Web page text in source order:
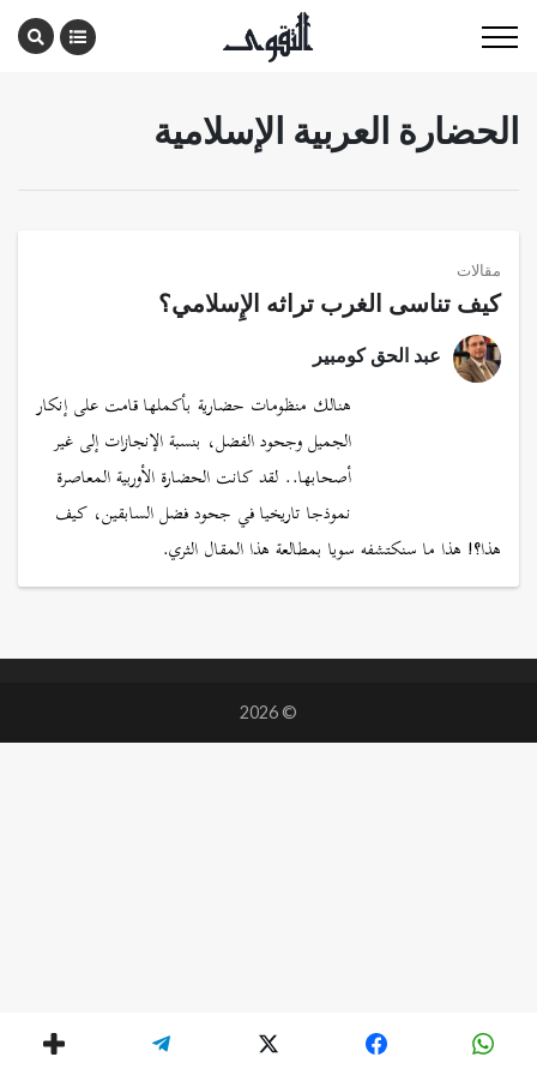
الحضارة العربية الإسلامية
مقالات
كيف تناسى الغرب تراثه الإِسلامي؟
عبد الحق كومبير
هنالك منظومات حضارية بأكملها قامت على إنكار
الجميل وجحود الفضل، بنسبة الإنجازات إلى غير
أصحابها.. لقد كانت الحضارة الأوربية المعاصرة
نموذجا تاريخيا في جحود فضل السابقين، كيف
هذا؟! هذا ما سنكتشفه سويا بمطالعة هذا المقال الثري.
© 2026